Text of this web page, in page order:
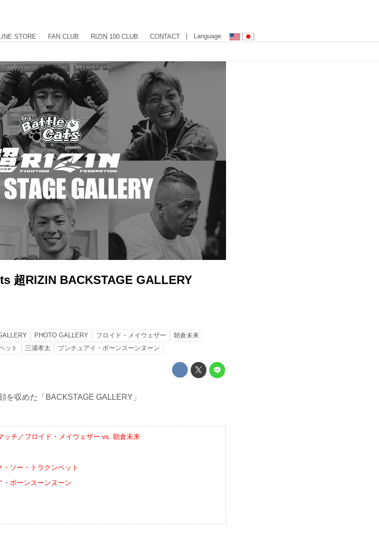
STORE FAN CLUB RIZIN 100 CLUB CONTACT | Language
超RIZIN BACKSTAGE GALLERY
PHOTO GALLERY フロイド・メイウェザー
朝倉未来
ット 三浦孝太 ブンチュアイ・ポーンスーンヌーン
を収めた「BACKSTAGE GALLERY」
チ／フロイド・メイウェザー vs. 朝倉未来
ソー・トラクンペット
ポーンスーンヌーン